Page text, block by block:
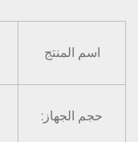
اسم المنتج
حجم الجهاز: